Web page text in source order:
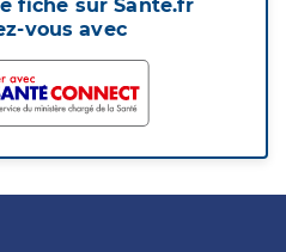
fiche sur Santé.fr
vous avec